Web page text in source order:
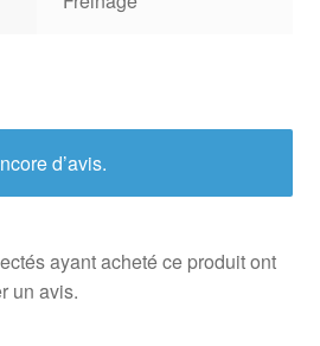
d’avis.
ayant acheté ce produit ont
un avis.